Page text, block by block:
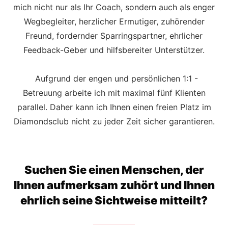
mich nicht nur als Ihr Coach, sondern auch als enger
Wegbegleiter, herzlicher Ermutiger, zuhörender
Freund, fordernder Sparringspartner, ehrlicher
Feedback-Geber und hilfsbereiter Unterstützer.
Aufgrund der engen und persönlichen 1:1 -
Betreuung arbeite ich mit maximal fünf Klienten
parallel. Daher kann ich Ihnen einen freien Platz im
Diamondsclub nicht zu jeder Zeit sicher garantieren.
Suchen Sie einen Menschen, der
Ihnen aufmerksam zuhört und Ihnen
ehrlich seine Sichtweise mitteilt?